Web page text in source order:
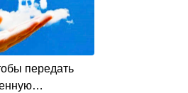
передать